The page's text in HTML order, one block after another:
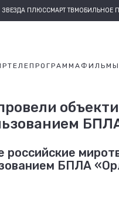
ЗВЕЗДА ПЛЮССМАРТ ТВМОБИЛЬНОЕ
ТЕЛЕПРОГРАММАФИЛЬМЫ
российские
БПЛА